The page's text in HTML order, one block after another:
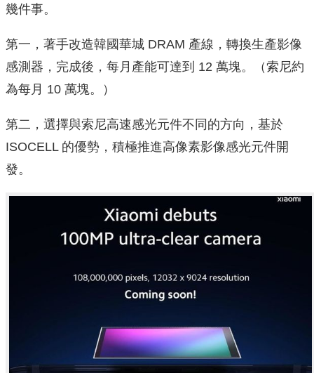
幾件事。
第一，著手改造韓國華城 DRAM 產線，轉換生產影像
感測器，完成後，每月產能可達到 12 萬塊。（索尼約
為每月 10 萬塊。）
第二，選擇與索尼高速感光元件不同的方向，基於
ISOCELL 的優勢，積極推進高像素影像感光元件開
發。